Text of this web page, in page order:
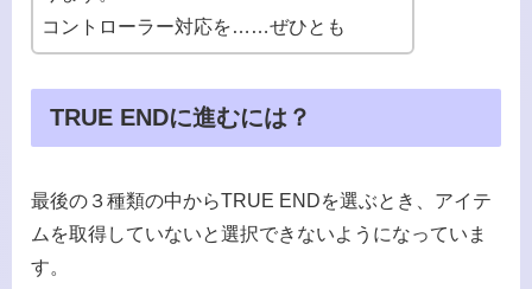
コントローラー対応を……ぜひとも
TRUE ENDに進むには？
最後の３種類の中からTRUE ENDを選ぶとき、アイテ
ムを取得していないと選択できないようになっていま
す。